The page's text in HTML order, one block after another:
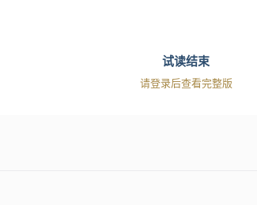
试读结束
请登录后查看完整版